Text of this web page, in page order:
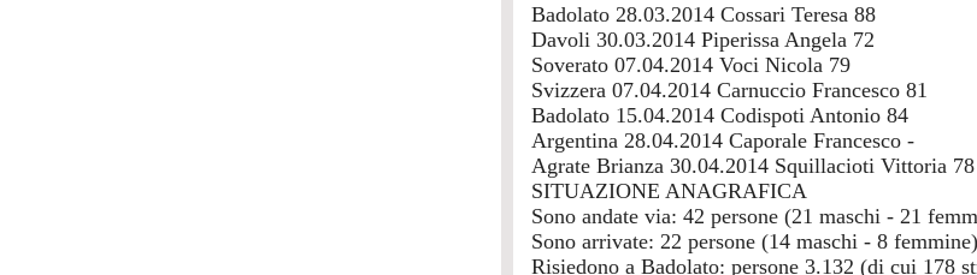
Badolato 28.03.2014 Cossari Teresa 88
Davoli 30.03.2014 Piperissa Angela 72
Soverato 07.04.2014 Voci Nicola 79
Svizzera 07.04.2014 Carnuccio Francesco 81
Badolato 15.04.2014 Codispoti Antonio 84
Argentina 28.04.2014 Caporale Francesco -
Agrate Brianza 30.04.2014 Squillacioti Vittoria 78
SITUAZIONE ANAGRAFICA
Sono andate via: 42 persone (21 maschi - 21
Sono arrivate: 22 persone (14 maschi - 8 femmine)
Risiedono a Badolato: persone 3.132 (di cui 178